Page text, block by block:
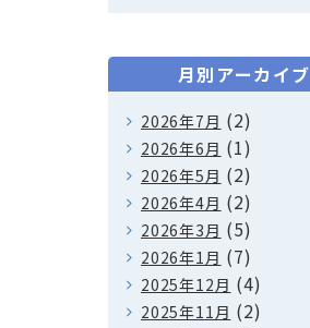
月別アーカイブ
2026年7月 (2)
2026年6月 (1)
2026年5月 (2)
2026年4月 (2)
2026年3月 (5)
2026年1月 (7)
2025年12月 (4)
2025年11月 (2)